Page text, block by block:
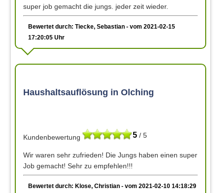
super job gemacht die jungs. jeder zeit wieder.
Bewertet durch: Tiecke, Sebastian - vom 2021-02-15
17:20:05 Uhr
Haushaltsauflösung in Olching
5 / 5
Kundenbewertung
Wir waren sehr zufrieden! Die Jungs haben einen super
Job gemacht! Sehr zu empfehlen!!!
Bewertet durch: Klose, Christian - vom 2021-02-10 14:18:29